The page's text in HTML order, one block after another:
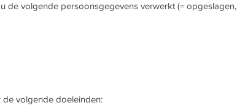
de volgende persoonsgegevens verwerkt (= opgeslagen,
volgende doeleinden: